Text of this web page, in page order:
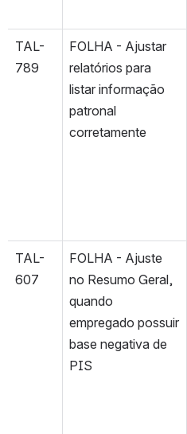
TAL-
789
FOLHA - Ajustar
relatórios para
listar informação
patronal
corretamente
TAL-
607
FOLHA - Ajuste
no Resumo Geral,
quando
empregado possuir
base negativa de
PIS